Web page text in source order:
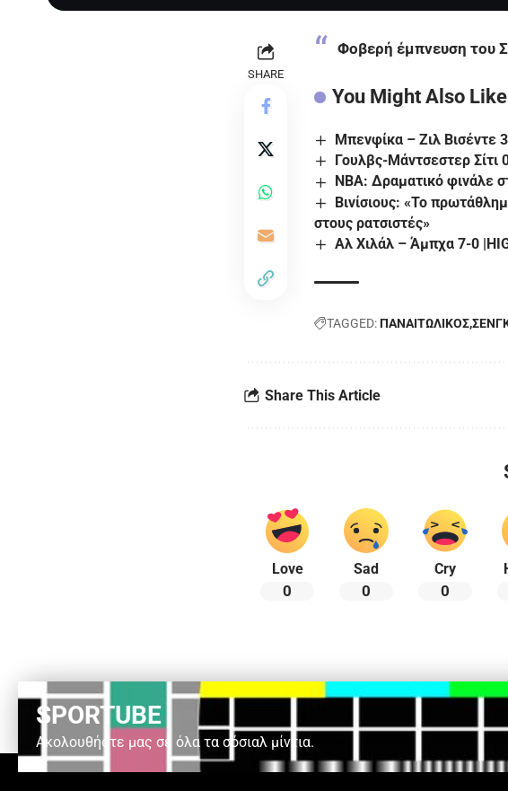
SHARE
Φοβερή έμπνευση του
You Might Also Like
Μπενφίκα – Ζιλ Βισέντε
Γουλβς-Μάντσεστερ Σίτι
NBA: Δραματικό φινάλε
Βινίσιους: «Το
στους ρατσιστές»
Αλ Χιλάλ – Άμπχα 7-0
TAGGED:ΠΑΝΑΙΤΩΛΙΚΟΣ
Share This Article
Love
0
Sad
0
Cry
0
SPORTUBE
Ακολουθήστε μας σε όλα τα σόσιαλ μίντια.